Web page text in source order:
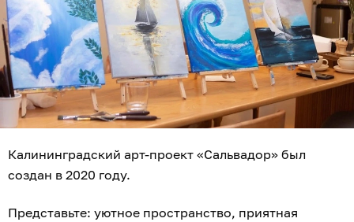
Калининградский арт-проект «Сальвадор» был
создан в 2020 году.
Представьте: уютное пространство, приятная